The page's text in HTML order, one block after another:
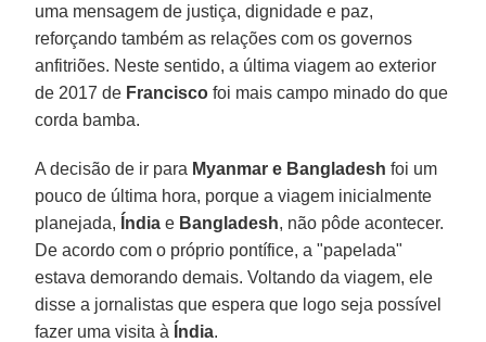
uma mensagem de justiça, dignidade e paz,
reforçando também as relações com os governos
anfitriões. Neste sentido, a última viagem ao exterior
de 2017 de Francisco foi mais campo minado do que
corda bamba.
A decisão de ir para Myanmar e Bangladesh foi um
pouco de última hora, porque a viagem inicialmente
planejada, Índia e Bangladesh, não pôde acontecer.
De acordo com o próprio pontífice, a "papelada"
estava demorando demais. Voltando da viagem, ele
disse a jornalistas que espera que logo seja possível
fazer uma visita à Índia.